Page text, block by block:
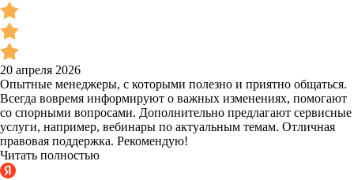
20 апреля 2026
Опытные менеджеры, с которыми полезно и приятно общаться.
Всегда вовремя информируют о важных изменениях, помогают
со спорными вопросами. Дополнительно предлагают сервисные
услуги, например, вебинары по актуальным темам. Отличная
правовая поддержка. Рекомендую!
Читать полностью